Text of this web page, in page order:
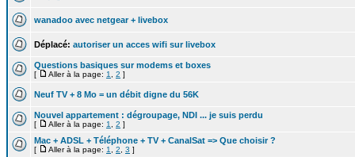
wanadoo avec netgear + livebox
Déplacé: autoriser un acces wifi sur livebox
Questions basiques sur modems et boxes
[ Aller à la page: 1 2 ]
Neuf TV + 8 Mo = un débit digne du 56K
Nouvel appartement : dégroupage, NDI ... je suis perdu
[ Aller à la page: 1 2 ]
Mac + ADSL + Téléphone + TV + CanalSat => Que choisir ?
[ Aller à la page: 1 2 3 ]